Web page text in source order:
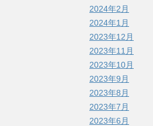
2024年2月
2024年1月
2023年12月
2023年11月
2023年10月
2023年9月
2023年8月
2023年7月
2023年6月